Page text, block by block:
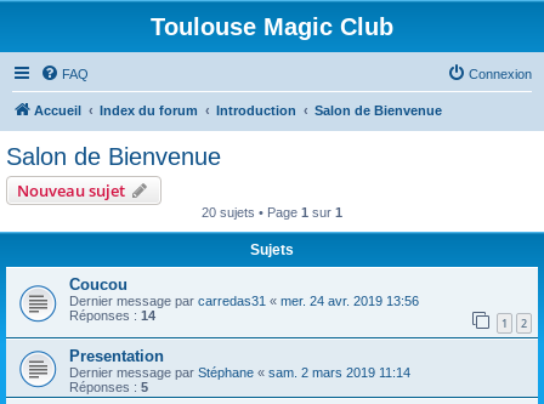
Toulouse Magic Club
FAQ Connexion
Accueil Index du forum Introduction Salon de Bienvenue
Salon de Bienvenue
Nouveau sujet
20 sujets • Page 1 sur 1
Sujets
Coucou
Dernier message par carredas31 « mer. 24 avr. 2019 13:56
Réponses : 14 1 2
Presentation
Dernier message par Stéphane « sam. 2 mars 2019 11:14
Réponses : 5